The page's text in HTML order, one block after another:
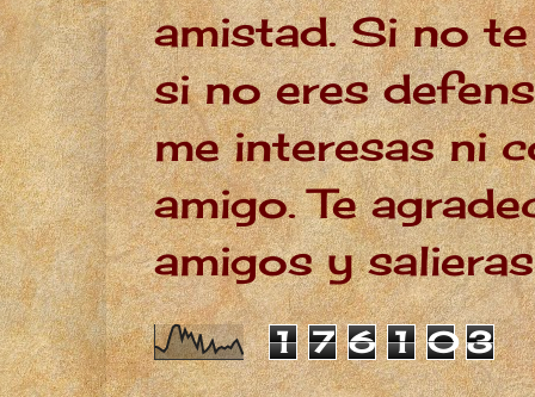
amistad. Si no
si no eres
me interesas ni
amigo. Te
amigos y
1 7 6 1 0 3